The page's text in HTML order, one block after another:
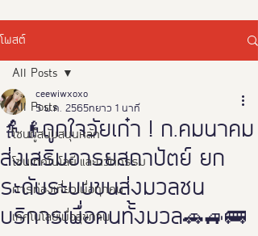
โพสต์
All Posts
โซนผู้สนับสนุนหลัก
โซนเทคโนโลยี และนวัตกรรม
การท่องเที่ยวเพื่อทุกคน
เทคโนโลยีเพื่อสุขภาพ
All Posts
👵👴ถูกใจวัยเก๋า ! ก.คมนาคม
ส่งเสริมอารยสถาปัตย์ ยก
ระดับระบบขนส่งมวลชน
บริการเพื่อคนทั้งมวล🚗🚙🚌
ceewiwxoxo
5 พ.ค. 2565
ยาว 1 นาที